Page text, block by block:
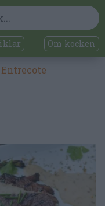
Om kocken
Entrecote